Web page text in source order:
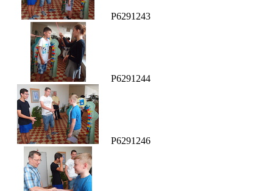
P6291243
P6291244
P6291246